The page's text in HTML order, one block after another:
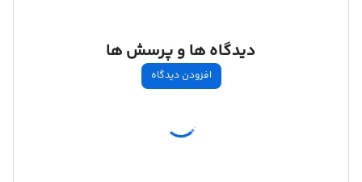
دیدگاه ها و پرسش ها
افزودن دیدگاه